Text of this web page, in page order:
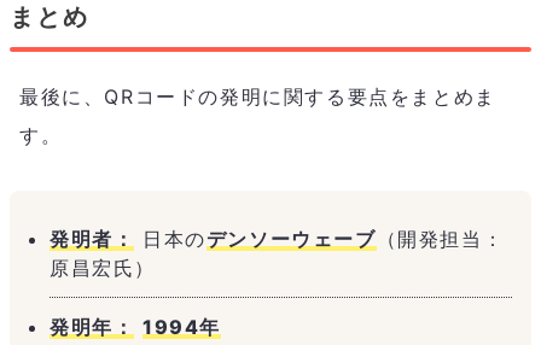
まとめ
最後に、QRコードの発明に関する要点をまとめま
す。
発明者： 日本のデンソーウェーブ （開発担当：
原昌宏氏）
発明年： 1994年